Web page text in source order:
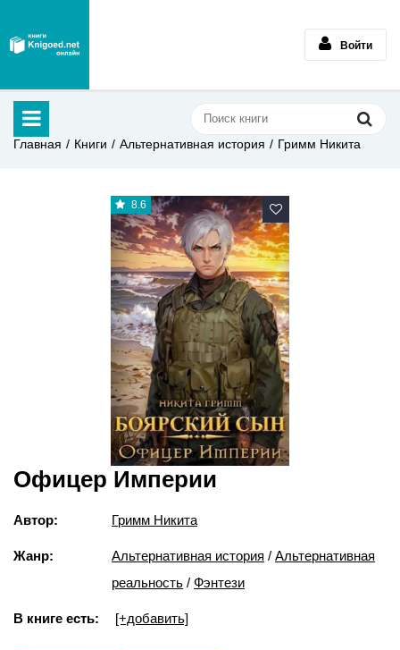
Войти
Главная Книги Альтернативная история Гримм Никита
8.6
Офицер Империи
Автор: Гримм Никита
Жанр: Альтернативная история / Альтернативная
реальность / Фэнтези
В книге есть: [+добавить]